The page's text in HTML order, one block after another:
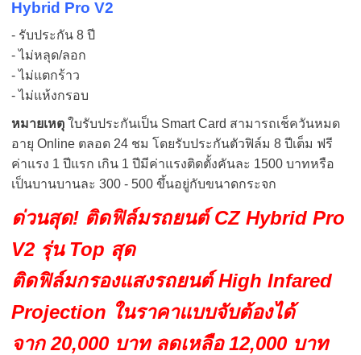
Hybrid Pro V2
- รับประกัน 8 ปี
- ไม่หลุด/ลอก
- ไม่แตกร้าว
- ไม่แห้งกรอบ
หมายเหตุ ใบรับประกันเป็น Smart Card สามารถเช็ควันหมด
อายุ Online ตลอด 24 ชม โดยรับประกันตัวฟิล์ม 8 ปีเต็ม ฟรี
ค่าแรง 1 ปีแรก เกิน 1 ปีมีค่าแรงติดตั้งคันละ 1500 บาทหรือ
เป็นบานบานละ 300 - 500 ขึ้นอยู่กับขนาดกระจก
ด่วนสุด! ติดฟิล์มรถยนต์ CZ Hybrid Pro
V2 รุ่น Top สุด
ติดฟิล์มกรองแสงรถยนต์High Infared
Projection ในราคาแบบจับต้องได้
จาก 20,000 บาท ลดเหลือ 12,000 บาท